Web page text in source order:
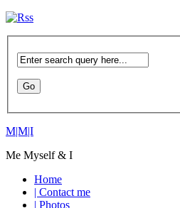
M|M|I
Me Myself & I
Home
| Contact me
| Photos